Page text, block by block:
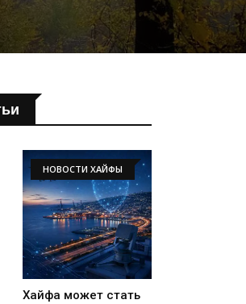
НОВОСТИ ХАЙФЫ
Хайфа может стать